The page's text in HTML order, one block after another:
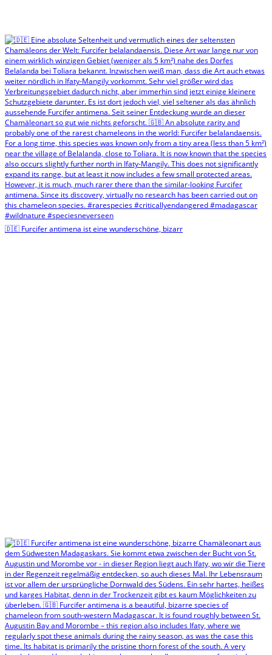
🇩🇪 Furcifer antimena ist eine wunderschöne, bizarr